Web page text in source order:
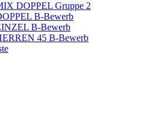
DOPPEL Gruppe 2
B-Bewerb
B-Bewerb
45 B-Bewerb